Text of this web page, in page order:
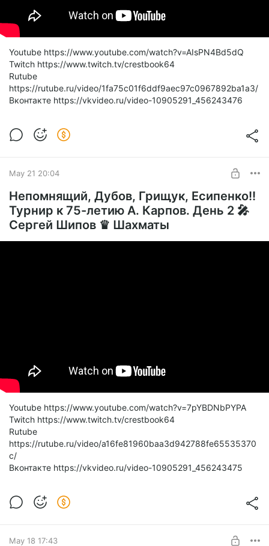
Youtube https://www.youtube.com/watch?v=AIsPN4Bd5dQ
Twitch https://www.twitch.tv/crestbook64
Rutube
https://rutube.ru/video/1fa75c01f6ddf9aec97c0967892ba1a3/
Вконтакте https://vkvideo.ru/video-10905291_456243476
May 21 20:04
Непомнящий, Дубов, Грищук, Есипенко!!
Турнир к 75-летию А. Карпов. День 2 🎤
Сергей Шипов ♛ Шахматы
Youtube https://www.youtube.com/watch?v=7pYBDNbPYPA
Twitch https://www.twitch.tv/crestbook64
Rutube
https://rutube.ru/video/a16fe81960baa3d942788fe65535370
c/
Вконтакте https://vkvideo.ru/video-10905291_456243475
May 18 17:43